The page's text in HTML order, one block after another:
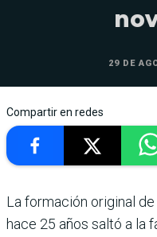
29 DE
Compartir en redes
La formación original de
hace 25 años saltó a la